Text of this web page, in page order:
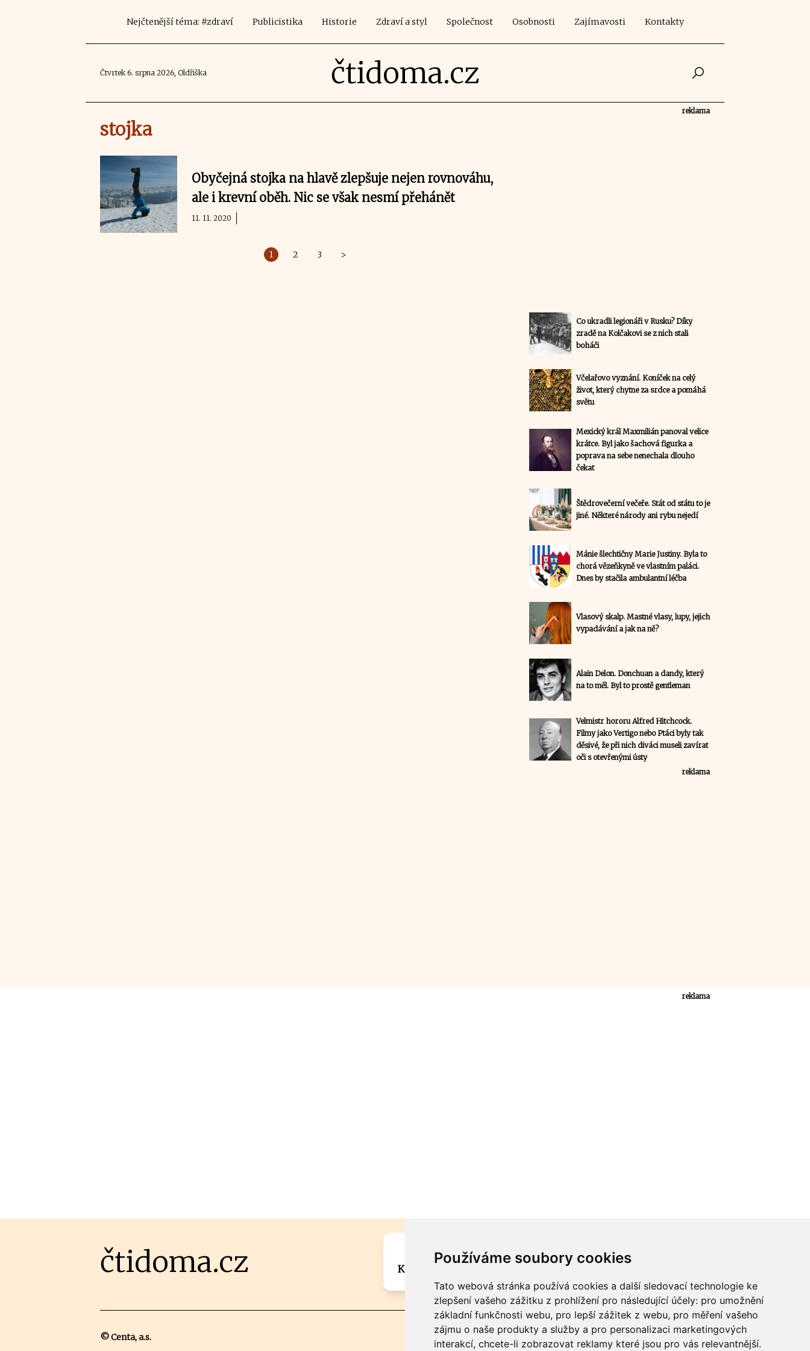
Používáme soubory cookies
Tato webová stránka používá cookies a další sledovací technologie ke
zlepšení vašeho zážitku z prohlížení pro následující účely: pro umožnění
základní funkčnosti webu, pro lepší zážitek z webu, pro měření vašeho
zájmu o naše produkty a služby a pro personalizaci marketingových
interakcí, chcete-li zobrazovat reklamy které jsou pro vás relevantnější.
Nejčtenější téma: #zdraví Publicistika Historie Zdraví a styl Společnost Osobnosti Zajímavosti Kontakty
Čtvrtek 6. srpna 2026, Oldřiška čtidoma.cz
stojka
Obyčejná stojka na hlavě zlepšuje nejen rovnováhu,
ale i krevní oběh. Nic se však nesmí přehánět
11. 11. 2020
1 2 3 >
reklama
Co ukradli legionáři v Rusku? Díky
zradě na Kolčakovi se z nich stali
boháči
Včelařovo vyznání. Koníček na celý
život, který chytne za srdce a pomáhá
světu
Mexický král Maxmilián panoval velice
krátce. Byl jako šachová figurka a
poprava na sebe nenechala dlouho
čekat
Štědrovečerní večeře. Stát od státu to je
jiné. Některé národy ani rybu nejedí
Mánie šlechtičny Marie Justiny. Byla to
chorá vězeňkyně ve vlastním paláci.
Dnes by stačila ambulantní léčba
Vlasový skalp. Mastné vlasy, lupy, jejich
vypadávání a jak na ně?
Alain Delon. Donchuan a dandy, který
na to měl. Byl to prostě gentleman
Velmistr hororu Alfred Hitchcock.
Filmy jako Vertigo nebo Ptáci byly tak
děsivé, že při nich diváci museli zavírat
oči s otevřenými ústy
reklama
reklama
čtidoma.cz
Máte zajímavou informaci? Chcete spolupracovat?
Kontaktujte šéfredaktora Martina Chalupu:
© Centa, a.s.